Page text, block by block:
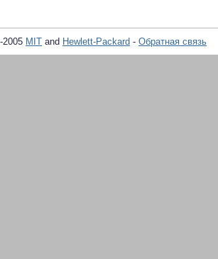
2005 MIT and Hewlett-Packard - Обратная связь